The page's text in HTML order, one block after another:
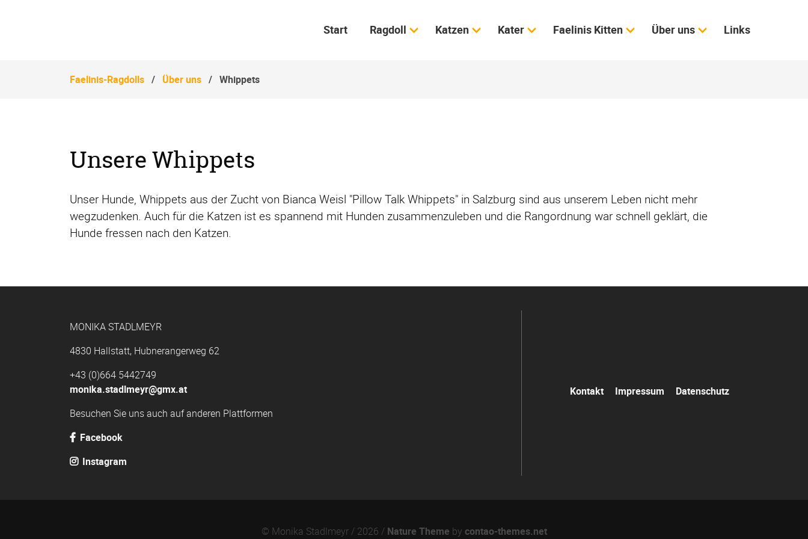
Start Ragdoll Katzen Kater Faelinis Kitten Über uns Links
Faelinis-Ragdolls Über uns Whippets
Unsere Whippets
Unser Hunde, Whippets aus der Zucht von Bianca Weisl "Pillow Talk Whippets" in Salzburg sind aus unserem Leben nicht mehr
wegzudenken. Auch für die Katzen ist es spannend mit Hunden zusammenzuleben und die Rangordnung war schnell geklärt, die
Hunde fressen nach den Katzen.
MONIKA STADLMEYR
4830 Hallstatt, Hubnerangerweg 62
+43 (0)664 5442749
monika.stadlmeyr@gmx.at
Besuchen Sie uns auch auf anderen Plattformen
Facebook
Instagram
Kontakt Impressum Datenschutz
© Monika Stadlmeyr / 2026 / Nature Theme by contao-themes.net